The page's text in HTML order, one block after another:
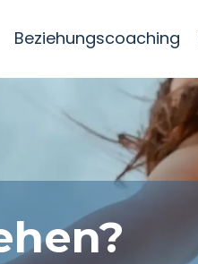
Beziehungscoaching